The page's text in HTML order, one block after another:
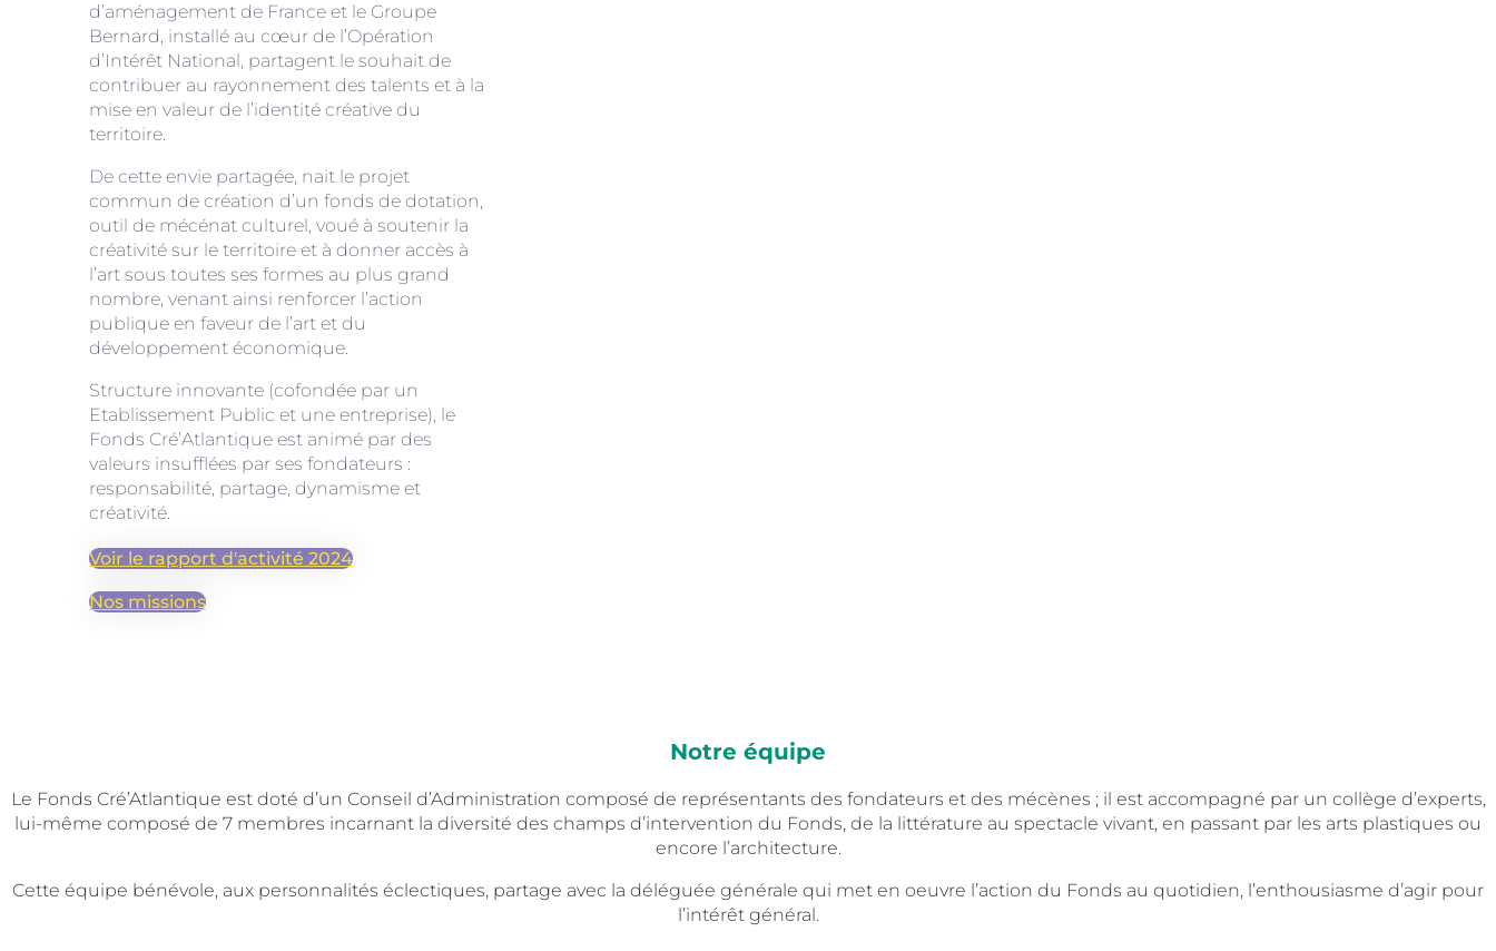
d’aménagement de France et le Groupe
Bernard, installé au cœur de l’Opération
d’Intérêt National, partagent le souhait de
contribuer au rayonnement des talents et à la
mise en valeur de l’identité créative du
territoire.
De cette envie partagée, nait le projet
commun de création d’un fonds de dotation,
outil de mécénat culturel, voué à soutenir la
créativité sur le territoire et à donner accès à
l’art sous toutes ses formes au plus grand
nombre, venant ainsi renforcer l’action
publique en faveur de l’art et du
développement économique.
Structure innovante (cofondée par un
Etablissement Public et une entreprise), le
Fonds Cré’Atlantique est animé par des
valeurs insufflées par ses fondateurs :
responsabilité, partage, dynamisme et
créativité.
Voir le rapport d'activité 2024
Nos missions
Notre équipe
Le Fonds Cré’Atlantique est doté d’un Conseil d’Administration composé de représentants des fondateurs et des mécènes ; il est accompagné par un collège d’experts,
lui-même composé de 7 membres incarnant la diversité des champs d’intervention du Fonds, de la littérature au spectacle vivant, en passant par les arts plastiques ou
encore l’architecture.
Cette équipe bénévole, aux personnalités éclectiques, partage avec la déléguée générale qui met en oeuvre l’action du Fonds au quotidien, l’enthousiasme d’agir pour
l’intérêt général.